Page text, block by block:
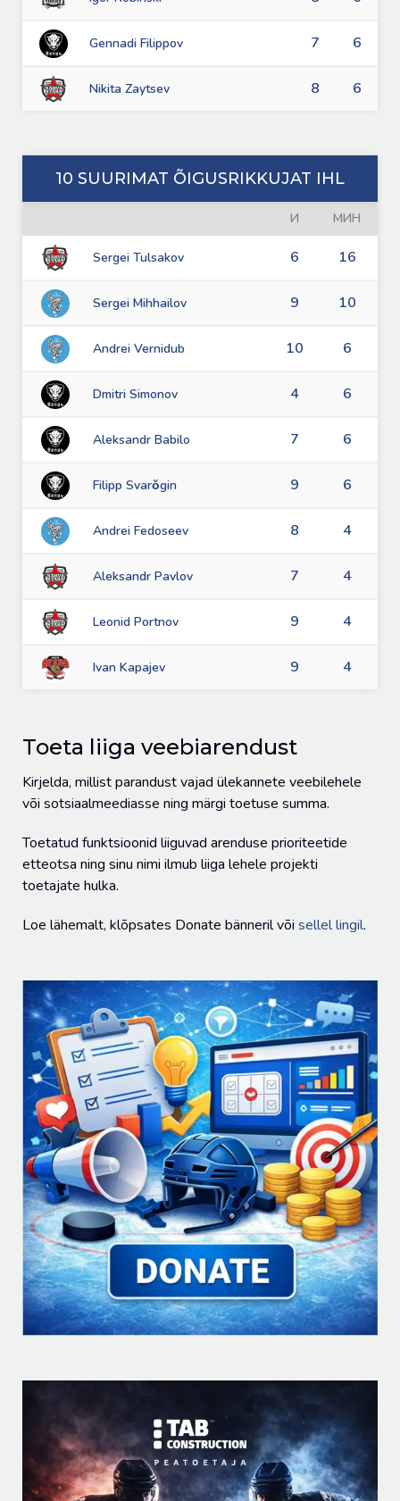
Gennadi Filippov 7 6
Nikita Zaytsev 8 6
10 SUURIMAT ÕIGUSRIKKUJAT IHL
И МИН
Sergei Tulsakov 6 16
Sergei Mihhailov 9 10
Andrei Vernidub 10 6
Dmitri Simonov 4 6
Aleksandr Babilo 7 6
Filipp Svarǒgin 9 6
Andrei Fedoseev 8 4
Aleksandr Pavlov 7 4
Leonid Portnov 9 4
Ivan Kapajev 9 4
Toeta liiga veebiarendust
Kirjelda, millist parandust vajad ülekannete veebilehele
või sotsiaalmeediasse ning märgi toetuse summa.
Toetatud funktsioonid liiguvad arenduse prioriteetide
etteotsa ning sinu nimi ilmub liiga lehele projekti
toetajate hulka.
Loe lähemalt, klõpsates Donate bänneril või sellel lingil.